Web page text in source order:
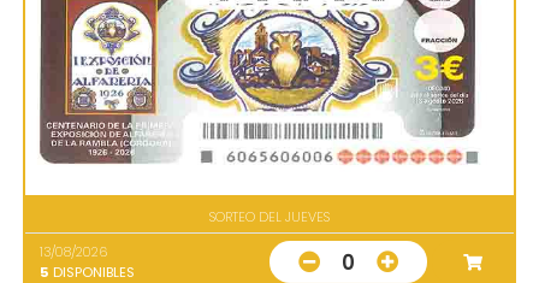
SORTEO DEL JUEVES
13/08/2026
5 DISPONIBLES 0